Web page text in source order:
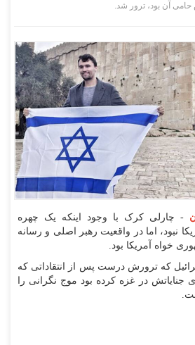
آن بود، ترور شد.
- چارلی کرک با وجود اینکه یک چهره
نبود، اما در واقعیت رهبر اصلی و رسانه
خواه آمریکا بود.
که ترورش درست پس از انتقاداتی که
جنایاتش در غزه کرده بود موج نگرانی را